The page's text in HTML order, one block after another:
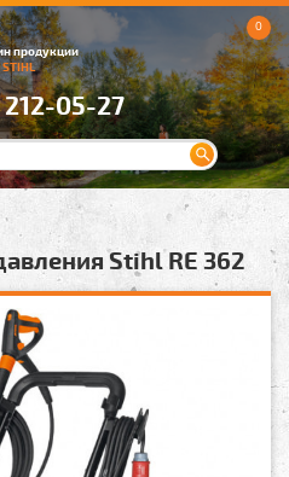
продукции
STIHL
05-27
0
Stihl RE 362